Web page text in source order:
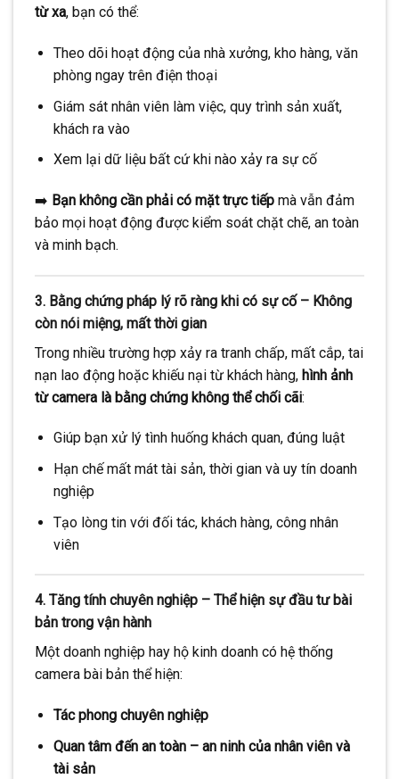
từ xa, bạn có thể:
Theo dõi hoạt động của nhà xưởng, kho hàng, văn
phòng ngay trên điện thoại
Giám sát nhân viên làm việc, quy trình sản xuất,
khách ra vào
Xem lại dữ liệu bất cứ khi nào xảy ra sự cố
➡️ Bạn không cần phải có mặt trực tiếp mà vẫn đảm
bảo mọi hoạt động được kiểm soát chặt chẽ, an toàn
và minh bạch.
3. Bằng chứng pháp lý rõ ràng khi có sự cố – Không
còn nói miệng, mất thời gian
Trong nhiều trường hợp xảy ra tranh chấp, mất cắp, tai
nạn lao động hoặc khiếu nại từ khách hàng, hình ảnh
từ camera là bằng chứng không thể chối cãi:
Giúp bạn xử lý tình huống khách quan, đúng luật
Hạn chế mất mát tài sản, thời gian và uy tín doanh
nghiệp
Tạo lòng tin với đối tác, khách hàng, công nhân
viên
4. Tăng tính chuyên nghiệp – Thể hiện sự đầu tư bài
bản trong vận hành
Một doanh nghiệp hay hộ kinh doanh có hệ thống
camera bài bản thể hiện:
Tác phong chuyên nghiệp
Quan tâm đến an toàn – an ninh của nhân viên và
tài sản